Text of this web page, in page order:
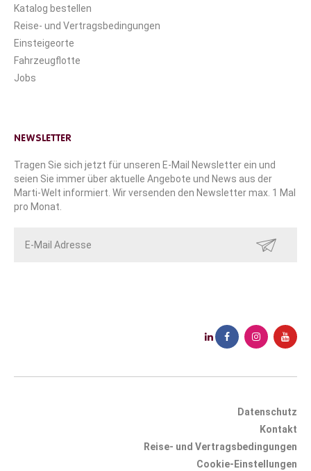
Katalog bestellen
Reise- und Vertragsbedingungen
Einsteigeorte
Fahrzeugflotte
Jobs
NEWSLETTER
Tragen Sie sich jetzt für unseren E-Mail Newsletter ein und
seien Sie immer über aktuelle Angebote und News aus der
Marti-Welt informiert. Wir versenden den Newsletter max. 1 Mal
pro Monat.
SENDEN
Datenschutz
Kontakt
Reise- und Vertragsbedingungen
Cookie-Einstellungen